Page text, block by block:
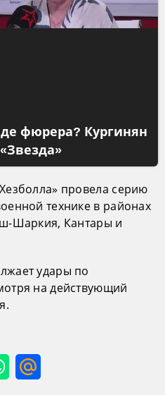
фюрера? Кургинян
провела серию
технике в районах
Шаркия, Кантары и
удары по
на действующий